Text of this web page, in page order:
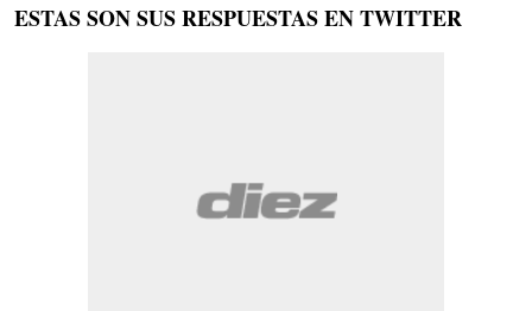
ESTAS SON SUS RESPUESTAS EN TWITTER